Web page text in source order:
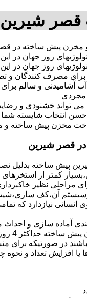
مخزن پیش ساخته در
روز جهان
روز جهان در
مصرف کنندگان و
آب آشامیدنی و سالم
می تواند خشنودی و
انتخاب شایسته
مخزن پیش ساخته و
قصر شیرین
پیش ساخته بدلیل
کمتر از استخرهای
مراحلی نظیر
وسیستم آن،کف
انسانی نیازدارد که
در صورتیکه برای
افزایش تعداد و